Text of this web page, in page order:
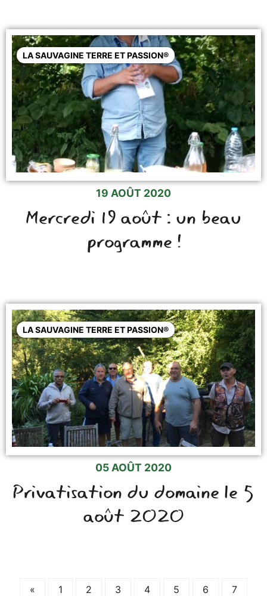
LA SAUVAGINE TERRE ET PASSION®
19 AOÛT 2020
Mercredi 19 août : un beau
programme !
LA SAUVAGINE TERRE ET PASSION®
05 AOÛT 2020
Privatisation du domaine le 5
août 2020
« 1 2 3 4 5 6
7